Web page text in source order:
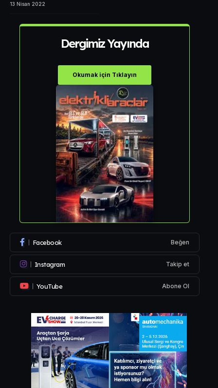
13 Nisan 2022
Dergimiz Yayında
Okumak için Tıklayın
Facebook Beğen
Instagram Takip et
YouTube Abone Ol